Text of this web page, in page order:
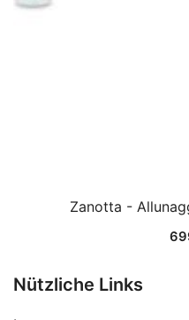
Zanotta -
Nützliche Links